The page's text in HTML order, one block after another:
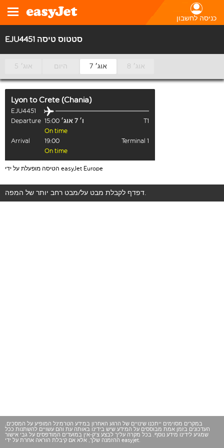
כניסה לחשבון
EJU4451 סטטוס טיסה
5 אוג׳ היום 7 אוג׳ 8 אוג׳
Lyon toCrete (Chania)
EJU4451
Departure 15:00 ו׳ 7 אוג׳
T1
On time
Arrival
19:00
Terminal 1
On time
הטיסה מופעלת על ידי easyJet Europe
דפדף לקבלת מבט על/מבט רחב יותר של המפה.
במקרים מסוימים ייתכנו שינויים של הרגע האחרון במידע הטרמינל המופיע על המסכים.
העדכונים בזמן אמת מבוססים על המידע שיש בידינו באותה עת והם עשויים להשתנות ככל
שמגיע לידינו מידע נוסף. בכל מקרה עליך לבצע צ'ק-אין במועדים המודפסים על גבי אישור
ההזמנה שלך, אלא אם קיבלת הוראה אחרת על ידי easyjet.